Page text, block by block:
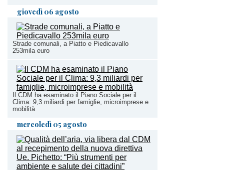
giovedì 06 agosto
Strade comunali, a Piatto e Piedicavallo
253mila euro
Il CDM ha esaminato il Piano Sociale per il
Clima: 9,3 miliardi per famiglie, microimprese e
mobilità
mercoledì 05 agosto